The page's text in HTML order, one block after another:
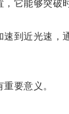
能够突破
近光速，
要意义。